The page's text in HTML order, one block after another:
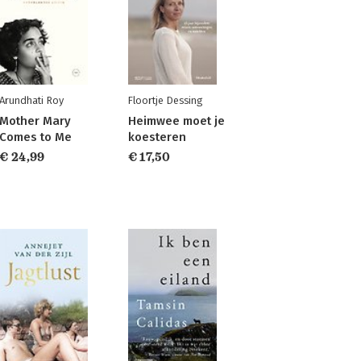
Arundhati Roy
Mother Mary
Comes to Me
€ 24,99
Floortje Dessing
Heimwee moet je
koesteren
€ 17,50